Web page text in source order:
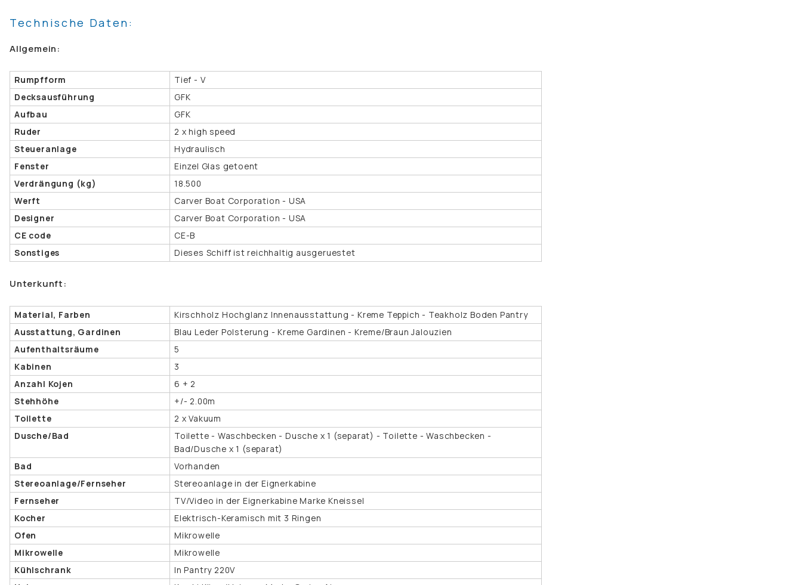
Technische Daten:
Allgemein:
Rumpfform
Tief - V
Decksausführung
GFK
Aufbau
GFK
Ruder
2 x high speed
Steueranlage
Hydraulisch
Fenster
Einzel Glas getoent
Verdrängung (kg)
18.500
Werft
Carver Boat Corporation - USA
Designer
Carver Boat Corporation - USA
CE code
CE-B
Sonstiges
Dieses Schiff ist reichhaltig ausgeruestet
Unterkunft:
Material, Farben
Kirschholz Hochglanz Innenausstattung - Kreme Teppich - Teakholz Boden Pantry
Ausstattung, Gardinen
Blau Leder Polsterung - Kreme Gardinen - Kreme/Braun Jalouzien
Aufenthaltsräume
5
Kabinen
3
Anzahl Kojen
6 + 2
Stehhöhe
+/- 2.00m
Toilette
2 x Vakuum
Dusche/Bad
Toilette - Waschbecken - Dusche x 1 (separat) - Toilette - Waschbecken -
Bad/Dusche x 1 (separat)
Bad
Vorhanden
Stereoanlage/Fernseher
Stereoanlage in der Eignerkabine
Fernseher
TV/Video in der Eignerkabine Marke Kneissel
Kocher
Elektrisch-Keramisch mit 3 Ringen
Ofen
Mikrowelle
Mikrowelle
Mikrowelle
Kühlschrank
In Pantry 220V